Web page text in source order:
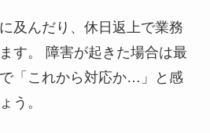
及んだり、休日返上で業務
す。 障害が起きた場合は最
「これから対応か…」と感
う。